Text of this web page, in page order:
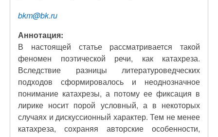
bkm@bk.ru
Аннотация:
В настоящей статье рассматривается такой
феномен поэтической речи, как катахреза.
Вследствие разницы литературоведческих
подходов сформировалось и неоднозначное
понимание катахрезы, а потому ее фиксация в
лирике носит порой условный, а в некоторых
случаях и дискуссионный характер. Тем не менее
катахреза, сохраняя авторские особенности,